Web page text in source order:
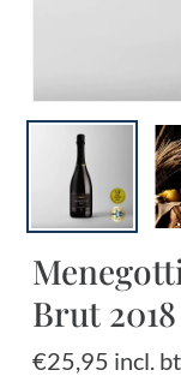
Brut 2018
€25,95 incl.